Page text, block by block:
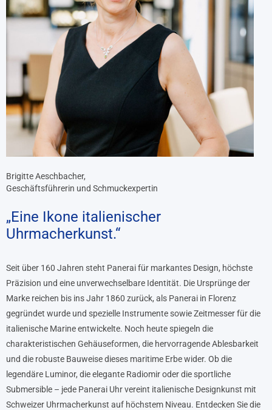
Brigitte Aeschbacher,
Geschäftsführerin und Schmuckexpertin
„Eine Ikone italienischer
Uhrmacherkunst.“
Seit über 160 Jahren steht Panerai für markantes Design, höchste
Präzision und eine unverwechselbare Identität. Die Ursprünge der
Marke reichen bis ins Jahr 1860 zurück, als Panerai in Florenz
gegründet wurde und spezielle Instrumente sowie Zeitmesser für die
italienische Marine entwickelte. Noch heute spiegeln die
charakteristischen Gehäuseformen, die hervorragende Ablesbarkeit
und die robuste Bauweise dieses maritime Erbe wider. Ob die
legendäre Luminor, die elegante Radiomir oder die sportliche
Submersible – jede Panerai Uhr vereint italienische Designkunst mit
Schweizer Uhrmacherkunst auf höchstem Niveau. Entdecken Sie die